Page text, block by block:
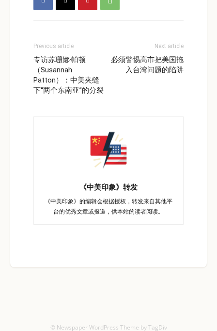
Previous article
专访苏珊娜·帕顿
（Susannah
Patton）：中美夹缝
下“两个东南亚”的分裂
Next article
必须警惕高市把美国拖
入台湾问题的陷阱
《中美印象》转发
《中美印象》的编辑会根据授权，转发来自其他平
台的优秀文章或报道，供本站的读者阅读。
© Newspaper WordPress Theme by TagDiv